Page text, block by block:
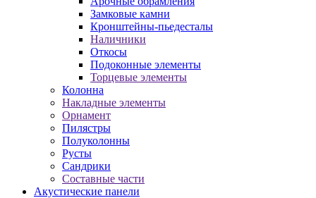
Замковые камни
Кронштейны-пьедесталы
Наличники
Откосы
Подоконные элементы
Торцевые элементы
Колонна
Накладные элементы
Орнамент
Пилястры
Полуколонны
Русты
Сандрики
Составные части
Акустические панели